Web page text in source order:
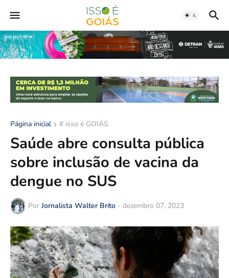
Página inicial # isso é GOIÁS
Saúde abre consulta pública
sobre inclusão de vacina da
dengue no SUS
Por Jornalista Walter Brito - dezembro 07, 2023